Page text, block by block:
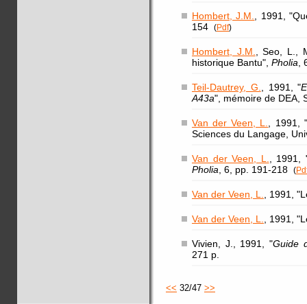
Hombert, J.M.
, 1991,
154
(Pdf)
Hombert, J.M.
, Seo, L.,
historique Bantu", Pholia
Teil-Dautrey, G. , 1991, "
A43a", mémoire de DEA,
Van der Veen, L.
, 1991, "
Sciences du Langage,
Van der Veen, L.
,
Pholia , 6, pp. 191-218 (
Van der Veen, L. , 1991,
Van der Veen, L. , 1991,
Vivien, J., 1991, "Guide
271 p.
<< 32/47 >>